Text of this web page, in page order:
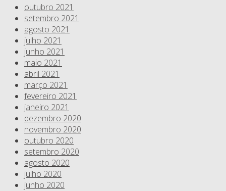
outubro 2021
setembro 2021
agosto 2021
julho 2021
junho 2021
maio 2021
abril 2021
março 2021
fevereiro 2021
janeiro 2021
dezembro 2020
novembro 2020
outubro 2020
setembro 2020
agosto 2020
julho 2020
junho 2020